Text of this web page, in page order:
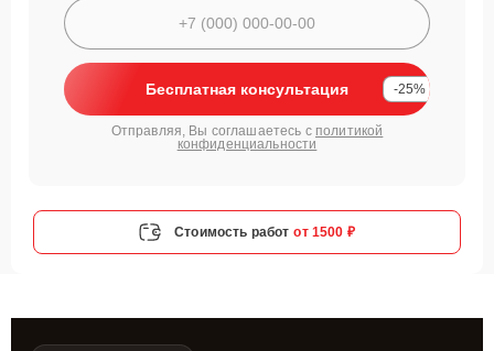
Бесплатная консультация -25%
Отправляя, Вы соглашаетесь с политикой
конфиденциальности
Стоимость работ от 1500 ₽